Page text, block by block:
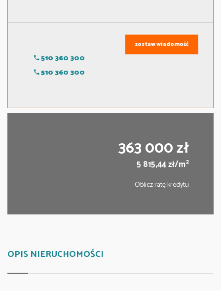
510 360 300
510 360 300
zostaw wiadomość
363 000 zł
5 815,44 zł/m2
Oblicz ratę kredytu
OPIS NIERUCHOMOŚCI